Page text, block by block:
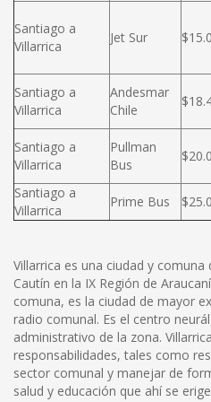
Santiago a
Villarrica
Jet Sur
Santiago a
Villarrica
Andesmar
Chile
Santiago a
Villarrica
Pullman
Bus
Santiago a
Villarrica
Prime Bus
Villarrica es una ciudad y comuna
Cautín en la IX Región de
comuna, es la ciudad de mayor
radio comunal. Es el centro
administrativo de la zona.
responsabilidades, tales como
sector comunal y manejar de
salud y educación que ahí se